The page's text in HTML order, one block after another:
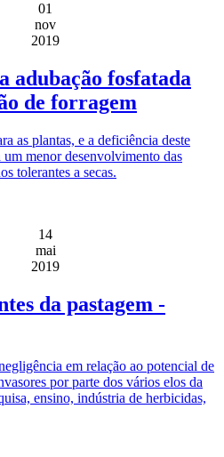
01
nov
2019
adubação fosfatada
de forragem
as plantas, e a deficiência deste
menor desenvolvimento das
tolerantes a secas.
14
mai
2019
da pastagem -
em relação ao potencial de
por parte dos vários elos da
ensino, indústria de herbicidas,